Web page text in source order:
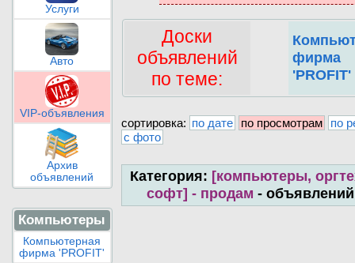
Услуги
Авто
VIP-объявления
Архив
объявлений
Компьютеры
Компьютерная
фирма 'PROFIT'
Доски
объявлений
по теме:
фирма
'PROFIT'
сортировка: по дате по просмотрам
по
с фото
Категория: [компьютеры,
софт] - продам -